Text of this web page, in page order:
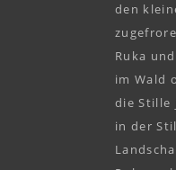
den
Ruka
im Wald
die Stille
in der